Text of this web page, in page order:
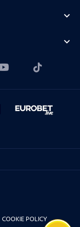
expand_more
expand_more
COOKIE POLICY